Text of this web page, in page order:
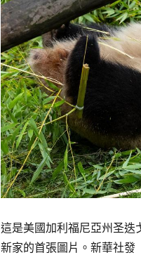
這是美國加利福尼亞州圣
新家的首張圖片。新華社發